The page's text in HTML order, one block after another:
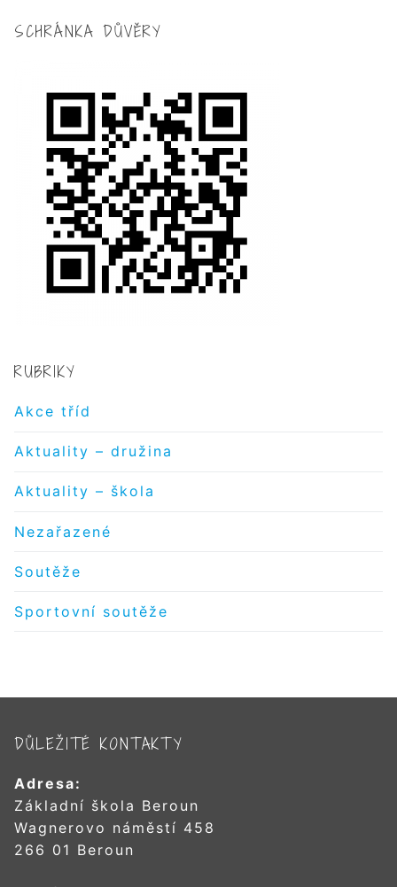
SCHRÁNKA DŮVĚRY
RUBRIKY
Akce tříd
Aktuality – družina
Aktuality – škola
Nezařazené
Soutěže
Sportovní soutěže
DŮLEŽITÉ KONTAKTY
Adresa:
Základní škola Beroun
Wagnerovo náměstí 458
266 01 Beroun